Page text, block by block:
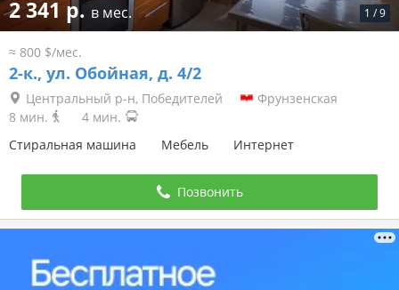
1 /9
2 341 р.в мес.
≈ 800 $/мес.
2-к., ул. Обойная, д. 4/2
Центральный р-н, Победителей
Фрунзенская
8 мин.
4 мин.
Стиральная машина
Мебель Интернет
Позвонить